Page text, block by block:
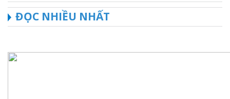
ĐỌC NHIỀU NHẤT